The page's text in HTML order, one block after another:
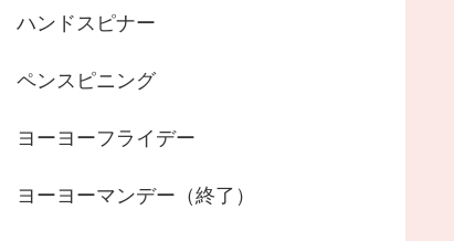
ハンドスピナー
ペンスピニング
ヨーヨーフライデー
ヨーヨーマンデー（終了）